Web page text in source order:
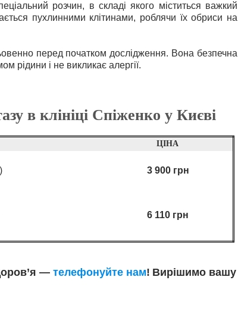
розчин, в складі якого міститься важкий
пухлинними клітинами, роблячи їх обриси на
перед початком дослідження. Вона безпечна
рідини і не викликає алергії.
в клініці Спіженко у Києві
ЦІНА
3 900 грн
6 110 грн
— телефонуйте нам! Вирішимо вашу